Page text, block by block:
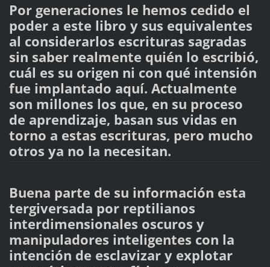
Por generaciones le hemos cedido el
poder a este libro y sus equivalentes
al considerarlos escrituras sagradas
sin saber realmente quién lo escribió,
cuál es su origen ni con qué intensión
fue implantado aquí. Actualmente
son millones los que, en su proceso
de aprendizaje, basan sus vidas en
torno a estas escrituras, pero mucho
otros ya no la necesitan.
Buena parte de su información esta
tergiversada por reptilianos
interdimensionales oscuros y
manipuladores inteligentes con la
intención de esclavizar y explotar